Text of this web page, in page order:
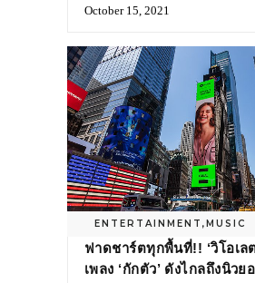
October 15, 2021
ENTERTAINMENT ,MUSIC
ฟาดชาร์ตทุกพื้นที่!! ‘วิโอเล
เพลง ‘กักตัว’ ดังไกลถึงนิวย